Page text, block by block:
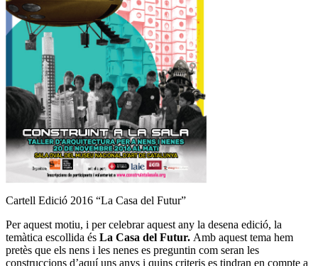
Cartell Edició 2016 “La Casa del Futur”
Per aquest motiu, i per celebrar aquest any la desena edició, la
temàtica escollida és La Casa del Futur. Amb aquest tema hem
pretès que els nens i les nenes es preguntin com seran les
construccions d’aquí uns anys i quins criteris es tindran en compte a